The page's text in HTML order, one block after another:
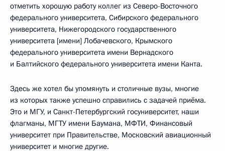
отметить хорошую работу коллег из Северо-Восточного
федерального университета, Сибирского федерального
университета, Нижегородского государственного
университета [имени] Лобачевского, Крымского
федерального университета имени Вернадского
и Балтийского федерального университета имени Канта.
Здесь же хотел бы упомянуть и столичные вузы, многие
из которых также успешно справились с задачей приёма.
Это и МГУ, и Санкт-Петербургский госуниверситет, наши
флагманы, МГТУ имени Баумана, МФТИ, Финансовый
университет при Правительстве, Московский авиационный
университет и многие другие.